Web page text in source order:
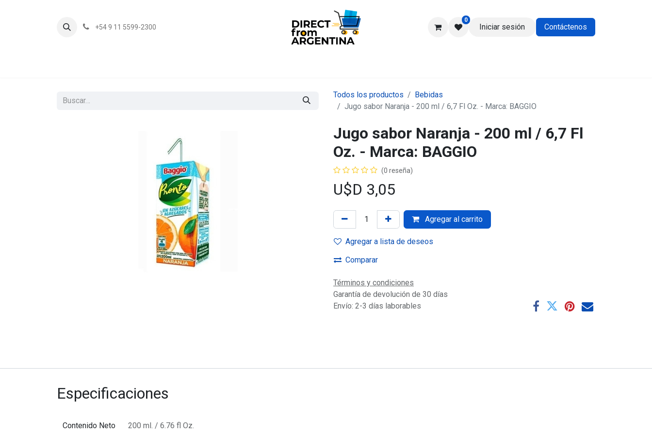
+54 9 11 5599-2300
0
Iniciar sesión Contáctenos
Todos los productos
Bebidas
Jugo sabor Naranja - 200 ml / 6,7 Fl Oz. - Marca: BAGGIO
Jugo sabor Naranja - 200 ml / 6,7 Fl
Oz. - Marca: BAGGIO
(0 reseña)
U$D 3,05
Agregar al carrito
Agregar a lista de deseos
Comparar
Términos y condiciones
Garantía de devolución de 30 días
Envío: 2-3 días laborables
Especificaciones
Contenido Neto 200 ml. / 6.76 fl Oz.